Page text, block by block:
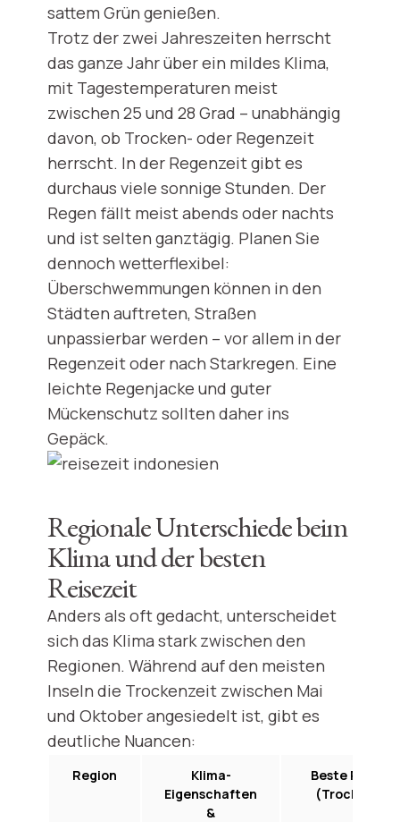
sattem Grün genießen.
Trotz der zwei Jahreszeiten herrscht
das ganze Jahr über ein mildes Klima,
mit Tagestemperaturen meist
zwischen 25 und 28 Grad – unabhängig
davon, ob Trocken- oder Regenzeit
herrscht. In der Regenzeit gibt es
durchaus viele sonnige Stunden. Der
Regen fällt meist abends oder nachts
und ist selten ganztägig. Planen Sie
dennoch wetterflexibel:
Überschwemmungen können in den
Städten auftreten, Straßen
unpassierbar werden – vor allem in der
Regenzeit oder nach Starkregen. Eine
leichte Regenjacke und guter
Mückenschutz sollten daher ins
Gepäck.
Regionale Unterschiede beim
Klima und der besten
Reisezeit
Anders als oft gedacht, unterscheidet
sich das Klima stark zwischen den
Regionen. Während auf den meisten
Inseln die Trockenzeit zwischen Mai
und Oktober angesiedelt ist, gibt es
deutliche Nuancen:
Region
Klima-
Eigenschaften
&
Beste